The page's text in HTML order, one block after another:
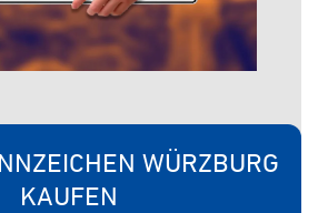
WÜRZBURG
KAUFEN